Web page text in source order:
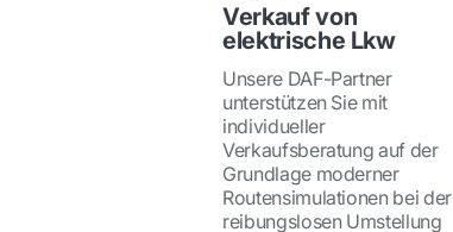
Verkauf von
elektrische Lkw
Unsere DAF-Partner
unterstützen Sie mit
individueller
Verkaufsberatung auf der
Grundlage moderner
Routensimulationen bei der
reibungslosen Umstellung